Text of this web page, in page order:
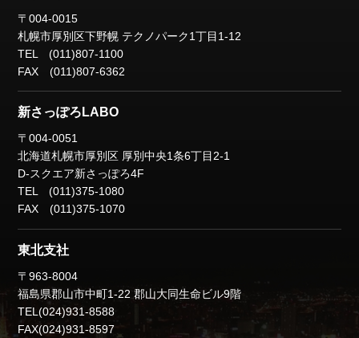
〒004-0015
札幌市厚別区下野幌 テクノパーク1丁目1-12
TEL (011)807-1100
FAX (011)807-6362
新さっぽろLABO
〒004-0051
北海道札幌市厚別区 厚別中央1条6丁目2-1
D-スクエア新さっぽろ4F
TEL (011)375-1080
FAX (011)375-1070
東北支社
〒963-8004
福島県郡山市中町1-22 郡山大同生命ビル9階
TEL(024)931-8588
FAX(024)931-8597